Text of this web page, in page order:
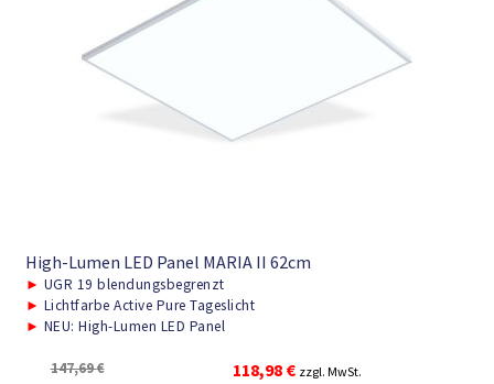
High-Lumen LED Panel MARIA II 62cm
► UGR 19 blendungsbegrenzt
► Lichtfarbe Active Pure Tageslicht
► NEU: High-Lumen LED Panel
147,69€
Ursprünglicher
118,98 €Aktueller
zzgl. MwSt.